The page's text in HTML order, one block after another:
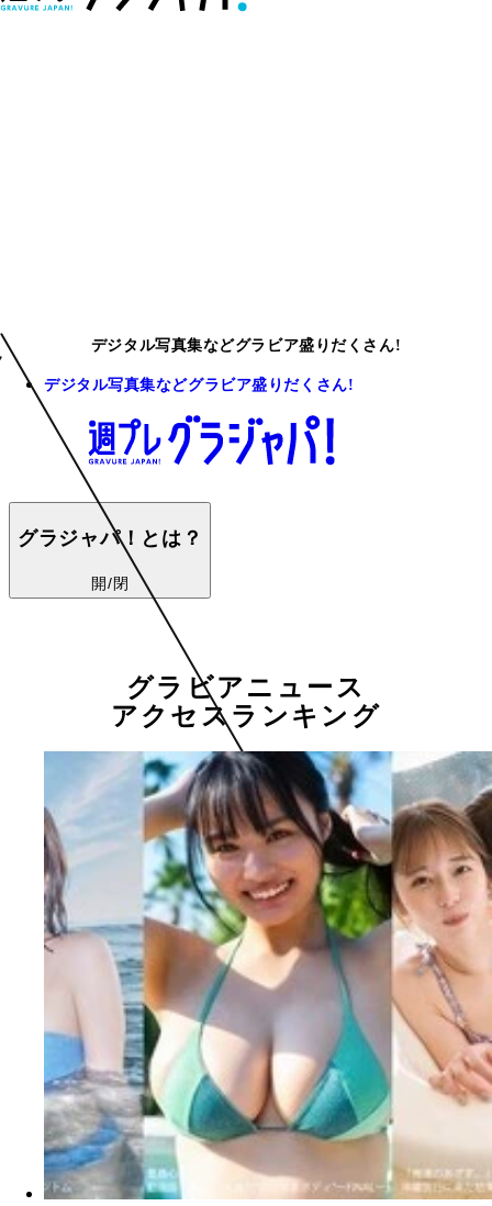
デジタル写真集などグラビア盛りだくさん!
デジタル写真集などグラビア盛りだくさん!
グラジャパ！とは？
開/閉
グラビアニュース
アクセスランキング